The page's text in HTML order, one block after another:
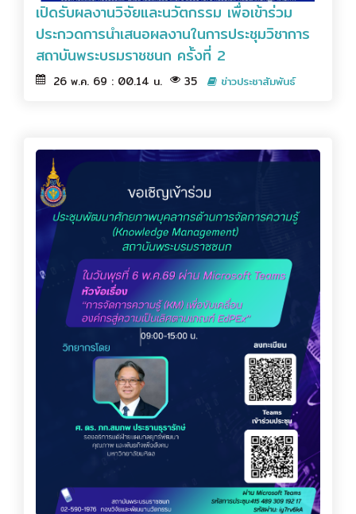
เปิดรับผลงานวิจัยและนวัตกรรม เพื่อเข้าร่วม
ประกวดการนำเสนอผลงานในการประชุมวิชาการ
สถาบันพระบรมราชชนก ครั้งที่ 2
26 พ.ค. 69 : 00.14 น. 35 ข่าวประชาสัมพันธ์